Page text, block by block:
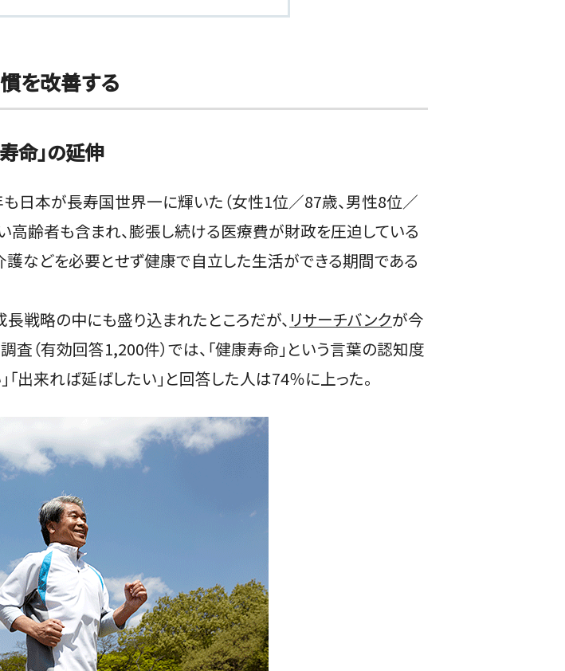
を改善する
命」の延伸
も日本が長寿国世界一に輝いた（女性1位／87歳、男性8位／
高齢者も含まれ、膨張し続ける医療費が財政を圧迫している
護などを必要とせず健康で自立した生活ができる期間である
戦略の中にも盛り込まれたところだが、 リサーチバンクが今
（有効回答1,200件）では、「健康寿命」という言葉の認知度
「出来れば延ばしたい」と回答した人は74％に上った。